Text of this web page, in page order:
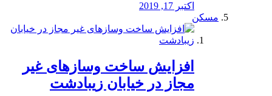
اکتبر 17, 2019
مسکن
افزایش ساخت وسازهای غیر
مجاز در خیابان زیبادشت